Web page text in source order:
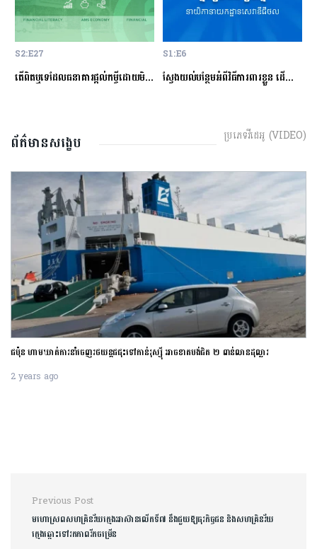
S2:E27
តើពិតឬទេដែលធនាគារផ្ដល់កម្ចីដោយមិនសិក្សាលើលទ្ធភាពសងត្រឡប់?
S1:E6
ស្វែងយល់បន្ថែមអំពីវិធីការពារខ្លួន ដើម្បីជៀសវាងពីការឆបោកតាមបច្ចេកវិទ្យាហិរញ្ញវត្ថុ!
ព័ត៌មានសង្ខេប ប្រភេទវីដេអូ (VIDEO)
ជប៉ុន ហាមឃាត់ការនាំចេញរថយន្តជជុះទៅកាន់រុស្ស៊ី អាចខាតបង់ជិត ២ ពាន់លានដុល្លារ
2 years ago
Post navigation
Previous Post
មហោស្រពសហគ្រិនវ័យក្មេងអាស៊ានលើកទី៧ នឹងជួយឱ្យធុរកិច្ចជន និងសហគ្រិនវ័យ
ក្មេងឆ្ពោះទៅរកភាពរីកចម្រើន